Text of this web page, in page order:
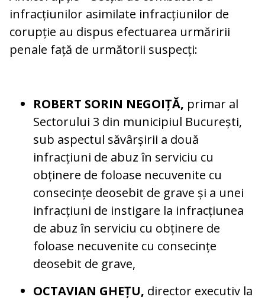
infracțiunilor asimilate infracțiunilor de
corupție au dispus efectuarea urmăririi
penale față de următorii suspecți:
ROBERT SORIN NEGOIȚĂ, primar al
Sectorului 3 din municipiul București,
sub aspectul săvârșirii a două
infracțiuni de abuz în serviciu cu
obținere de foloase necuvenite cu
consecințe deosebit de grave și a unei
infracțiuni de instigare la infracțiunea
de abuz în serviciu cu obținere de
foloase necuvenite cu consecințe
deosebit de grave,
OCTAVIAN GHEȚU, director executiv la